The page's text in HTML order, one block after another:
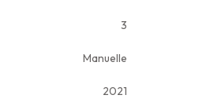
3
Manuelle
2021